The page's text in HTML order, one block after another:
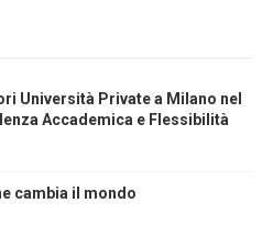
Università Private a Milano nel
Accademica e Flessibilità
cambia il mondo